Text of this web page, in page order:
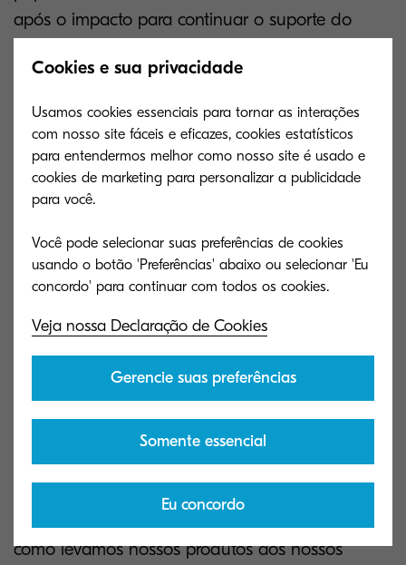
após o impacto para continuar o suporte do
formato cilíndrico para evitar o colapso após o
impacto.
A Kyocera permanece na vanguarda da
inovação focada na sustentabilidade com a
vitória no Concurso de Embalagem do
Japão de 2023
“A sustentabilidade tem sustentado todos os
Estados Unidos desde que chegamos em 1973”,
disse José María Estébanez, vice-presidente de
marketing corporativo da Kyocera Document
como levamos nossos produtos aos nossos
Cookies e sua privacidade
Usamos cookies essenciais para tornar as interações
com nosso site fáceis e eficazes, cookies estatísticos
para entendermos melhor como nosso site é usado e
cookies de marketing para personalizar a publicidade
para você.
Você pode selecionar suas preferências de cookies
usando o botão 'Preferências' abaixo ou selecionar 'Eu
Veja nossa Declaração de Cookies
Gerencie suas preferências
Somente essencial
Eu concordo